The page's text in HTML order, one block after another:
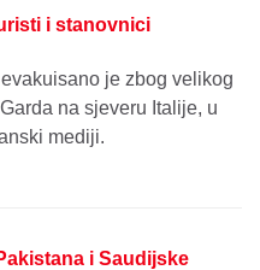
i stanovnici
je zbog velikog
na sjeveru Italije, u
mediji.
i Saudijske